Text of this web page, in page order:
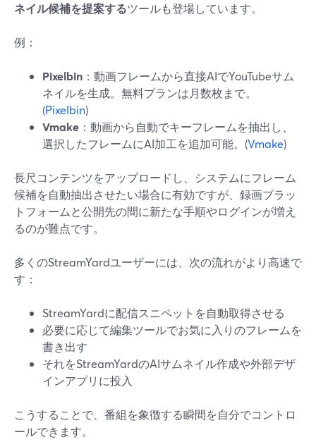
ネイル候補を提案するツールも登場しています。
例：
Pixelbin ：動画フレームから直接AIでYouTubeサム
ネイルを生成。無料プランは月数枚まで。
(Pixelbin)
Vmake ：動画から自動でキーフレームを抽出し、
選択したフレームにAI加工を追加可能。(Vmake)
長尺コンテンツをアップロードし、システムにフレーム
候補を自動抽出させたい場合に有効ですが、録画プラッ
トフォームと公開先の間に新たな手順やログインが増え
るのが難点です。
多くのStreamYardユーザーには、次の流れがより高速で
す：
StreamYardに配信スニペットを自動取得させる
必要に応じて編集ツールでお気に入りのフレームを
書き出す
それをStreamYardのAIサムネイル作成や外部デザ
インアプリに投入
こうすることで、番組を象徴する瞬間を自分でコントロ
ールできます。